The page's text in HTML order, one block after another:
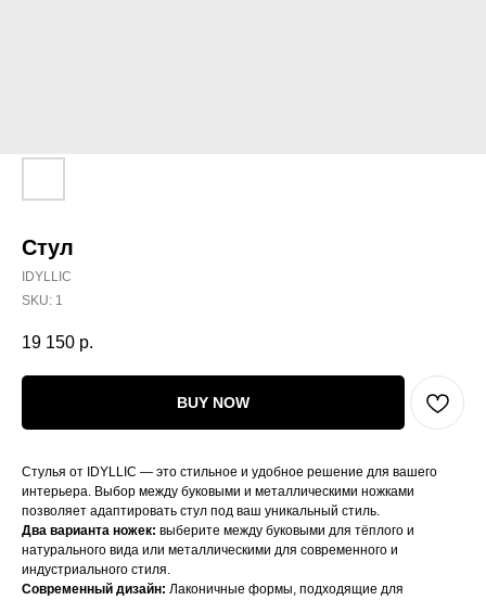
Стул
IDYLLIC
SKU: 1
19 150 р.
BUY NOW
Стулья от IDYLLIC — это стильное и удобное решение для вашего
интерьера. Выбор между буковыми и металлическими ножками
позволяет адаптировать стул под ваш уникальный стиль.
Два варианта ножек: выберите между буковыми для тёплого и
натурального вида или металлическими для современного и
индустриального стиля.
Современный дизайн: Лаконичные формы, подходящие для